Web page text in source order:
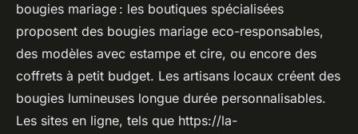
bougies mariage : les boutiques spécialisées
proposent des bougies mariage eco-responsables,
des modèles avec estampe et cire, ou encore des
coffrets à petit budget. Les artisans locaux créent des
bougies lumineuses longue durée personnalisables.
Les sites en ligne, tels que https://la-